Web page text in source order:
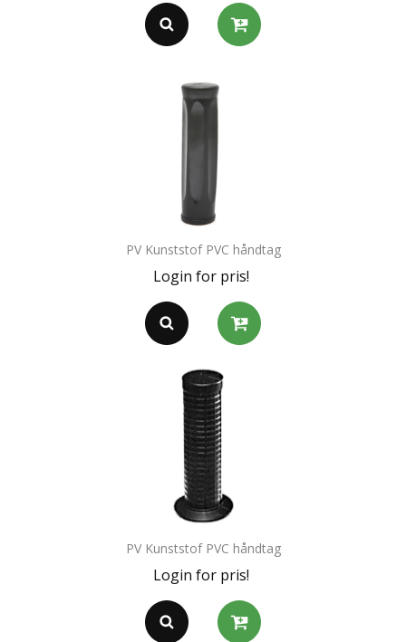
PV Kunststof PVC håndtag
Login for pris!
PV Kunststof PVC håndtag
Login for pris!